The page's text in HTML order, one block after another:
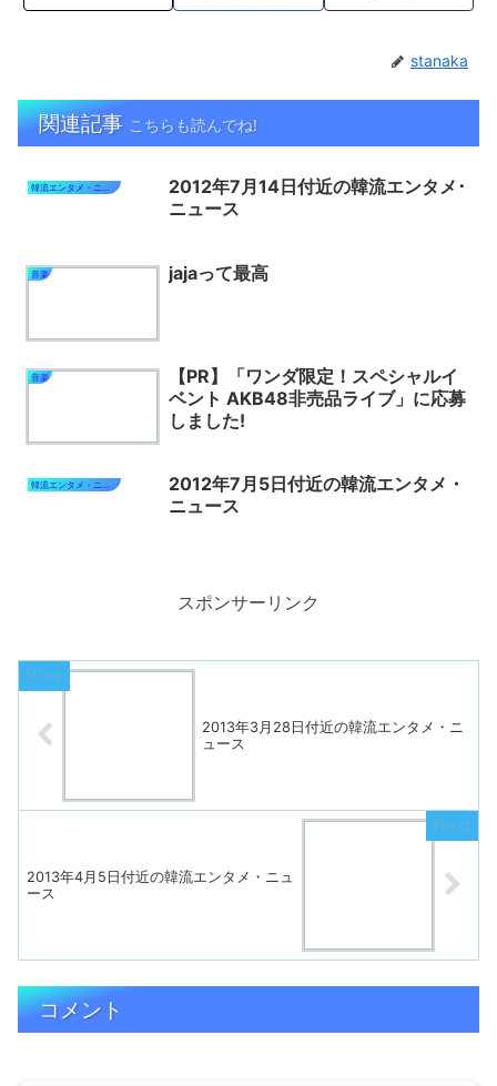
stanaka
関連記事 こちらも読んでね!
2012年7月14日付近の韓流エンタメ･
ニュース
音楽 jajaって最高
音楽
【PR】「ワンダ限定！スペシャルイ
ベント AKB48非売品ライブ」に応募
しました!
韓流エンタメ・ニュース
2012年7月5日付近の韓流エンタメ・
ニュース
スポンサーリンク
2013年3月28日付近の韓流エンタメ・ニ
ュース
2013年4月5日付近の韓流エンタメ・ニュ
ース
コメント